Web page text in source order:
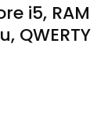
i5, RAM
QWERTY